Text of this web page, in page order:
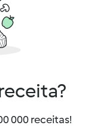
000 receitas!